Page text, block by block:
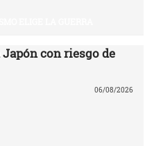
con riesgo de
06/08/2026